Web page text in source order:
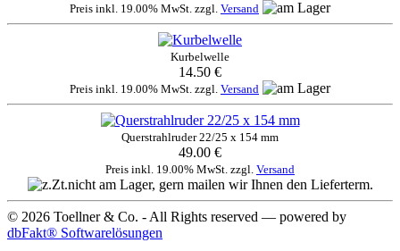
Preis inkl. 19.00% MwSt. zzgl. Versand
Kurbelwelle
14.50 €
Preis inkl. 19.00% MwSt. zzgl. Versand
Querstrahlruder 22/25 x 154 mm
49.00 €
Preis inkl. 19.00% MwSt. zzgl. Versand
© 2026 Toellner & Co. - All Rights reserved — powered by
dbFakt® Softwarelösungen